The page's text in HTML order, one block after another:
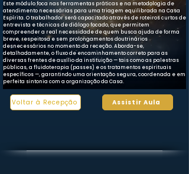
Este módulo foca nas ferramentas práticas e na metodologia de
atendimento necessárias para uma triagem equilibrada na Casa
Espírita. O trabalhador será capacitado através de roteiros curtos de
entrevista e técnicas de diálogo focado, que permitem
compreender a real necessidade de quem busca ajuda de forma
breve, respeitosa e sem prolongamentos doutrinários
desnecessários no momento da receção. Aborda-se,
detalhadamente, o fluxo de encaminhamento correto para as
diversas frentes de auxílio da instituição — tais como as palestras
públicas, a fluidoterapia (passes) e os tratamentos espirituais
específicos —, garantindo uma orientação segura, coordenada e em
perfeita sintonia com a organização da Casa.
Voltar à Recepção Assistir Aula